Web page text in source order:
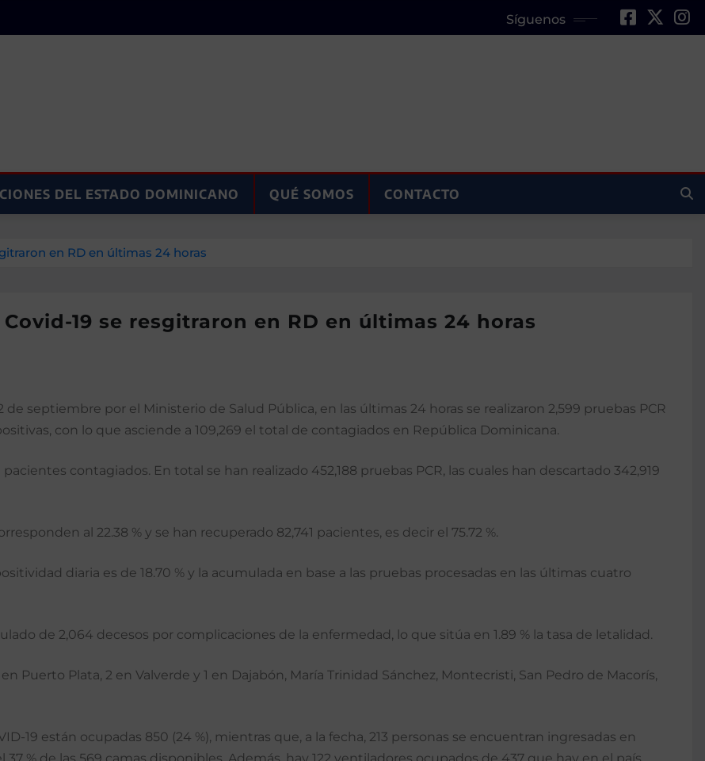
Síguenos
DEL ESTADO DOMINICANO QUÉ SOMOS CONTACTO
en RD en últimas 24 horas
19 se resgitraron en RD en últimas 24 horas
septiembre por el Ministerio de Salud Pública, en las últimas 24 horas se realizaron 2,599 pruebas PCR
con lo que asciende a 109,269 el total de contagiados en República Dominicana.
contagiados. En total se han realizado 452,188 pruebas PCR, las cuales han descartado 342,919
al 22.38 % y se han recuperado 82,741 pacientes, es decir el 75.72 %.
diaria es de 18.70 % y la acumulada en base a las pruebas procesadas en las últimas cuatro
de 2,064 decesos por complicaciones de la enfermedad, lo que sitúa en 1.89 % la tasa de letalidad.
Puerto Plata, 2 en Valverde y 1 en Dajabón, María Trinidad Sánchez, Montecristi, San Pedro de Macorís,
19 están ocupadas 850 (24 %), mientras que, a la fecha, 213 personas se encuentran ingresadas en